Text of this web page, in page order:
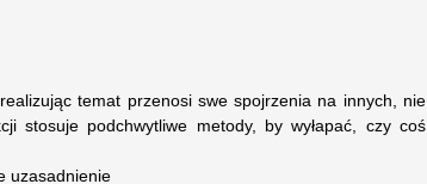
temat przenosi swe spojrzenia na innych, nie
stosuje podchwytliwe metody, by wyłapać, czy coś
uzasadnienie